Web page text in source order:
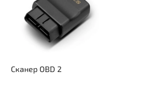
Сканер OBD 2